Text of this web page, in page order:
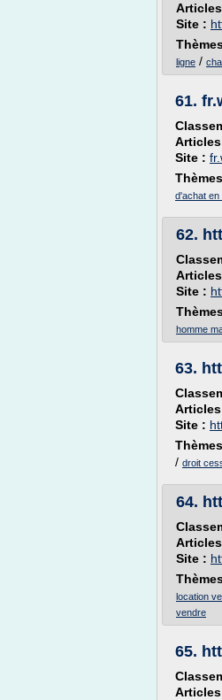
Site :
ligne /
61.
Site :
d'achat en
62.
Site :
homme
63.
Site :
/ droit
64.
Site :
location
vendre
65.